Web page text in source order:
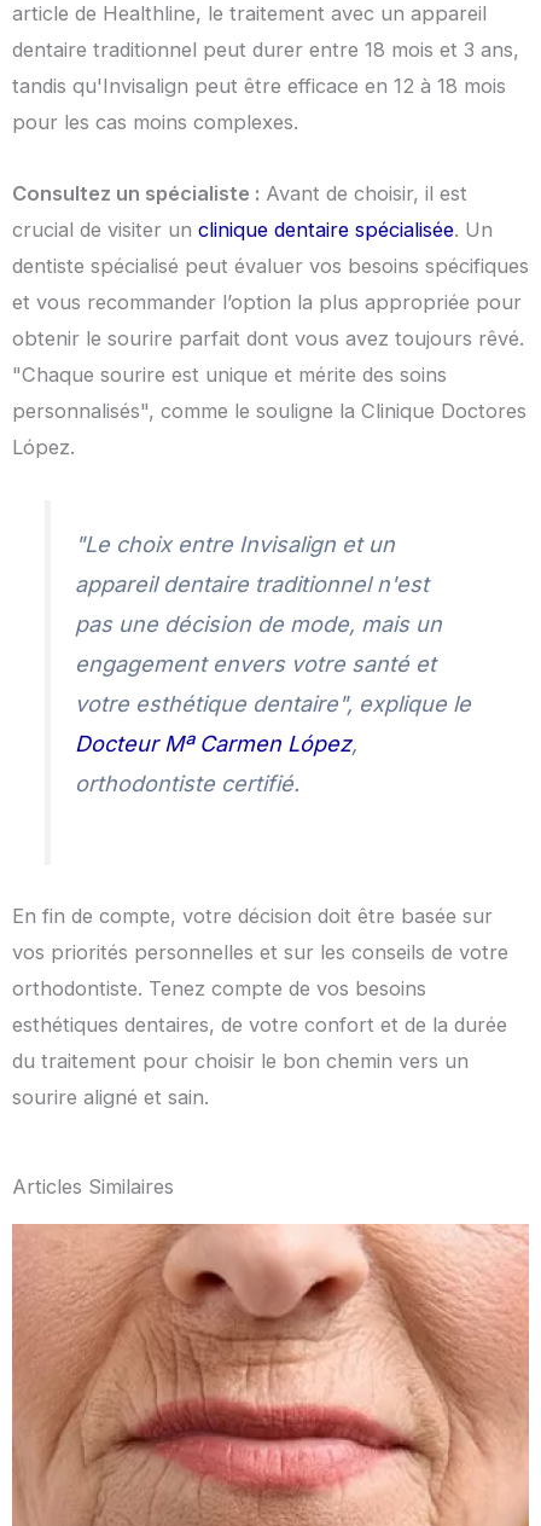
article de Healthline, le traitement avec un appareil
dentaire traditionnel peut durer entre 18 mois et 3 ans,
tandis qu'Invisalign peut être efficace en 12 à 18 mois
pour les cas moins complexes.
Consultez un spécialiste : Avant de choisir, il est
crucial de visiter un clinique dentaire spécialisée. Un
dentiste spécialisé peut évaluer vos besoins spécifiques
et vous recommander l’option la plus appropriée pour
obtenir le sourire parfait dont vous avez toujours rêvé.
"Chaque sourire est unique et mérite des soins
personnalisés", comme le souligne la Clinique Doctores
López.
"Le choix entre Invisalign et un
appareil dentaire traditionnel n'est
pas une décision de mode, mais un
engagement envers votre santé et
votre esthétique dentaire", explique le
Docteur Mª Carmen López,
orthodontiste certifié.
En fin de compte, votre décision doit être basée sur
vos priorités personnelles et sur les conseils de votre
orthodontiste. Tenez compte de vos besoins
esthétiques dentaires, de votre confort et de la durée
du traitement pour choisir le bon chemin vers un
sourire aligné et sain.
Articles Similaires